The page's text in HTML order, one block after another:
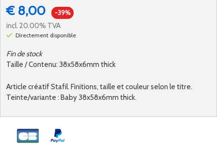
Taille / Contenu: 38x58x6mm thick
Fin de stock
€ 8,00 -39%
incl. 20.00% TVA
Directement disponible
Article créatif Stafil. Finitions, taille et couleur selon le titre.
Teinte/variante : Baby 38x58x6mm thick.